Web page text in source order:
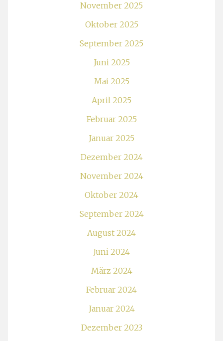
November 2025
Oktober 2025
September 2025
Juni 2025
Mai 2025
April 2025
Februar 2025
Januar 2025
Dezember 2024
November 2024
Oktober 2024
September 2024
August 2024
Juni 2024
März 2024
Februar 2024
Januar 2024
Dezember 2023